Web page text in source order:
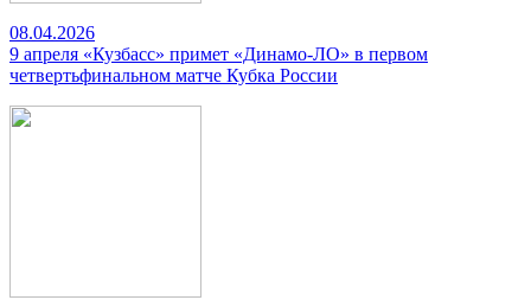
08.04.2026
9 апреля «Кузбасс» примет «Динамо-ЛО» в первом
четвертьфинальном матче Кубка России